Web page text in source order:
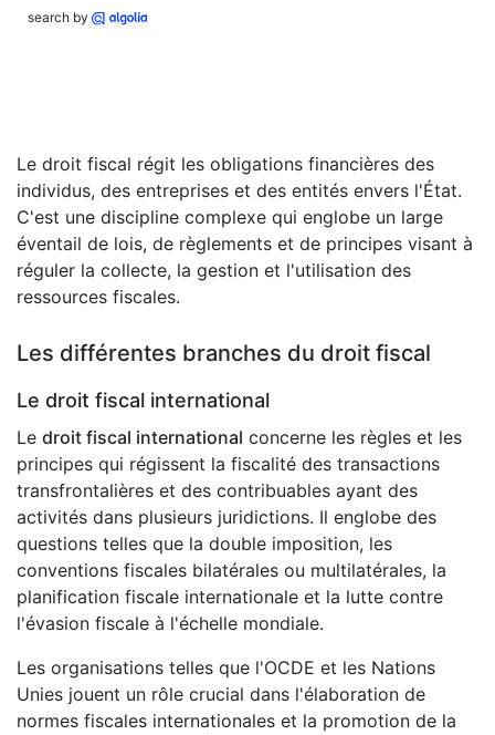
search by
Le droit fiscal régit les obligations financières des
individus, des entreprises et des entités envers l'État.
C'est une discipline complexe qui englobe un large
éventail de lois, de règlements et de principes visant à
réguler la collecte, la gestion et l'utilisation des
ressources fiscales.
Les différentes branches du droit fiscal
Le droit fiscal international
Le droit fiscal international concerne les règles et les
principes qui régissent la fiscalité des transactions
transfrontalières et des contribuables ayant des
activités dans plusieurs juridictions. Il englobe des
questions telles que la double imposition, les
conventions fiscales bilatérales ou multilatérales, la
planification fiscale internationale et la lutte contre
l'évasion fiscale à l'échelle mondiale.
Les organisations telles que l'OCDE et les Nations
Unies jouent un rôle crucial dans l'élaboration de
normes fiscales internationales et la promotion de la